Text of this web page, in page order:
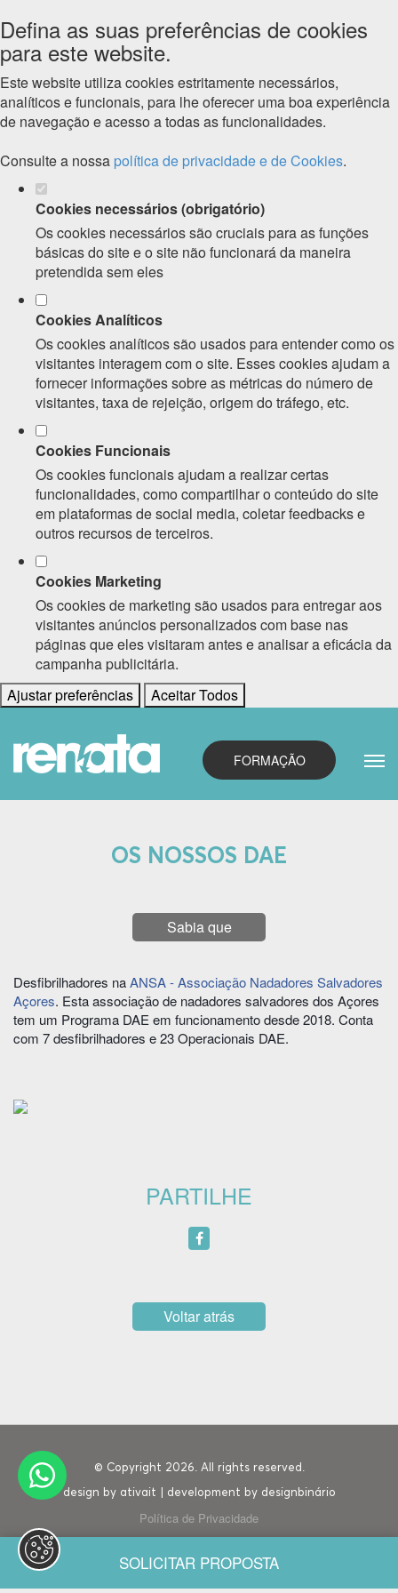
Defina as suas preferências de cookies
para este website.
Este website utiliza cookies estritamente necessários,
analíticos e funcionais, para lhe oferecer uma boa experiência
de navegação e acesso a todas as funcionalidades.
Consulte a nossa política de privacidade e de Cookies.
Cookies necessários (obrigatório)
Os cookies necessários são cruciais para as funções
básicas do site e o site não funcionará da maneira
pretendida sem eles
Cookies Analíticos
Os cookies analíticos são usados para entender como os
visitantes interagem com o site. Esses cookies ajudam a
fornecer informações sobre as métricas do número de
visitantes, taxa de rejeição, origem do tráfego, etc.
Cookies Funcionais
Os cookies funcionais ajudam a realizar certas
funcionalidades, como compartilhar o conteúdo do site
em plataformas de social media, coletar feedbacks e
outros recursos de terceiros.
Cookies Marketing
Os cookies de marketing são usados para entregar aos
visitantes anúncios personalizados com base nas
páginas que eles visitaram antes e analisar a eficácia da
campanha publicitária.
Ajustar preferências
Aceitar Todos
SOLICITAR PROPOSTA
FORMAÇÃO
OS NOSSOS DAE
Sabia que
Desfibrilhadores naANSA - Associação Nadadores Salvadores
Açores. Esta associação de nadadores salvadores dos Açores
tem um Programa DAE em funcionamento desde 2018. Conta
com 7 desfibrilhadores e 23 Operacionais DAE.
PARTILHE
Voltar atrás
© Copyright 2026. All rights reserved.
design by ativait | development by designbinário
Política de Privacidade